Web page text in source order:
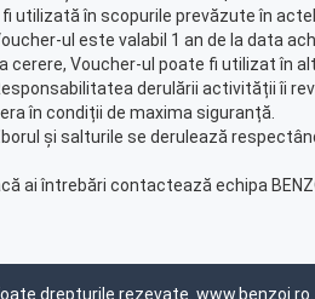
fi utilizată în scopurile prevăzute în
ul este valabil 1 an de la data
cerere, Voucher-ul poate fi utilizat în
derulării activității îi
în condiții de maxima siguranță.
și salturile se derulează
ai întrebări contactează echipa
drepturile rezevate. www.benzoi.ro